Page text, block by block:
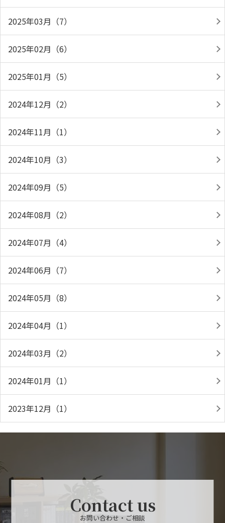
2025年03月（7）
2025年02月（6）
2025年01月（5）
2024年12月（2）
2024年11月（1）
2024年10月（3）
2024年09月（5）
2024年08月（2）
2024年07月（4）
2024年06月（7）
2024年05月（8）
2024年04月（1）
2024年03月（2）
2024年01月（1）
2023年12月（1）
Contact us
お問い合わせ・ご相談